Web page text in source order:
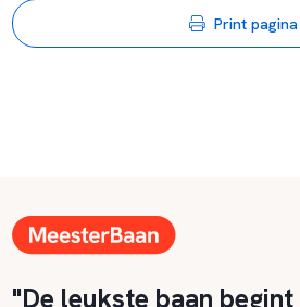
Print pagina
"De leukste baan